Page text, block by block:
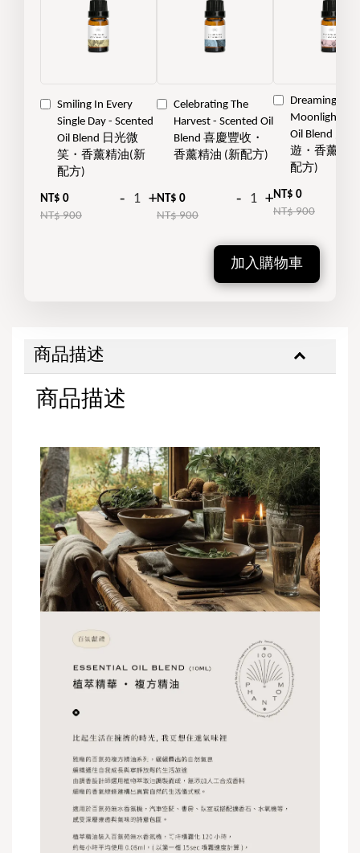
Smiling In Every
Single Day - Scented
Oil Blend 日光微
笑・香薰精油(新
配方)
NT$ 0
NT$ 900
- +
Celebrating The
Harvest - Scented Oil
Blend 喜慶豐收・
香薰精油 (新配方)
NT$ 0
NT$ 900
- +
Dreaming
Moonlight -
Oil Blend 月
遊・香薰精
配方)
NT$ 0
NT$ 900
加入購物車
商品描述
商品描述